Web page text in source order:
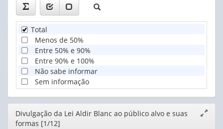
Total
Menos de 50%
Entre 50% e 90%
Entre 90% e 100%
Não sabe informar
Sem informação
Editor
Divulgação da Lei Aldir Blanc ao público alvo e suas
formas [1/12]